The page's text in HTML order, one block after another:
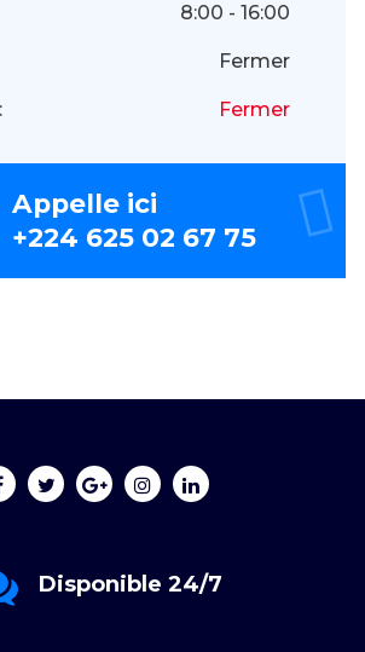
8:00 - 16:00
Fermer
Fermer
Appelle ici
+224 625 02 67 75
nous un message